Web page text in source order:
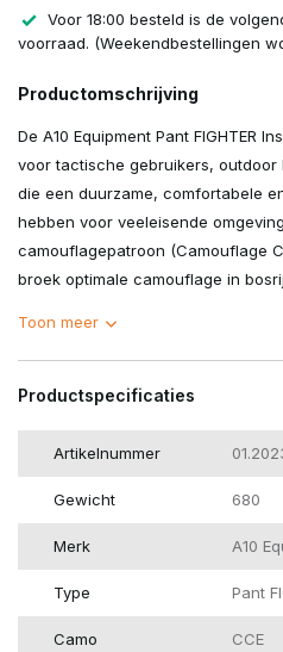
Voor 18:00 besteld is de
voorraad. (Weekendbestellingen
Productomschrijving
De A10 Equipment Pant FIGHTER
voor tactische gebruikers,
die een duurzame, comfortabele
hebben voor veeleisende
camouflagepatroon (Camouflage
broek optimale camouflage in
Toon meer
Productspecificaties
Artikelnummer
Gewicht 680
Merk A10
Type Pant
Camo CCE